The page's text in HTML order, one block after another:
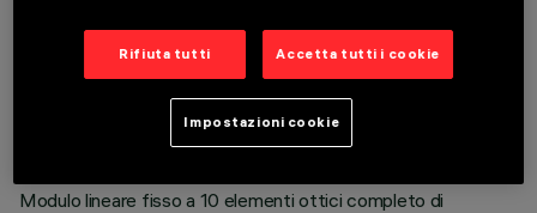
DATI TECNICI
ULTIMO AGGIORNAMENTO: 03/08/2026
Modulo lineare fisso a 10 elementi ottici completo di
Rifiuta tutti Accetta tutti i cookie
Impostazioni cookie